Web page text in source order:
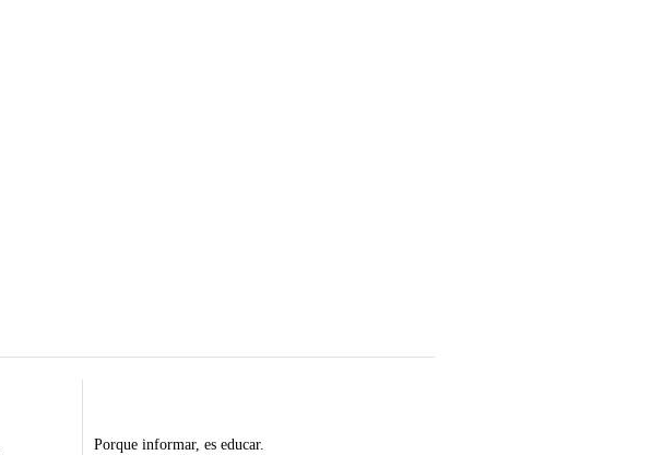
Porque informar, es educar.